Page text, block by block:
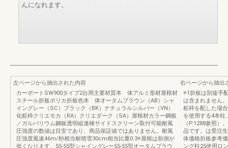
んになれます。
左ページから抽出された内容
カーポートSW900タイプ2台用主要材質本 体アルミ形材屋根材
スチール折板ポリカ折板色本 体オータムブラウン（AB）シャ
イングレー（SC）ブラック（BK）ナチュラルシルバー（VN）
化粧枠クリエモカ（RA）クリエダーク（SA）屋根材カラー鋼板
／ガルバリウム鋼板透明縦連棟サイドスクリーン取付可能耐風
圧強度の数値は目安であり、商品保証値ではありません。耐風
圧強度風速46m/秒相当耐積雪30cm相当比重0.3※屋根は前側が
低くなります。55-55型シャイングレー55-55型オータムブラウ
右ページから抽出
※1折板は別途手
は含まれません
粧枠を配した場
を使用する4本柱
（P.1288参照）
品です。は受注
体価格折板参考
ング柱25使用ロ